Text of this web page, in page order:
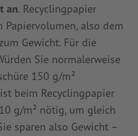
an. Recyclingpapier
also dem
Gewicht. Für die
Sie normalerweise
150 g/m²
beim Recyclingpapier
g/m² nötig, um gleich
sparen also Gewicht –